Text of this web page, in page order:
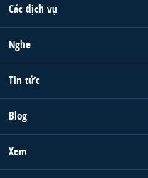
Các dịch vụ
Nghe
Tin tức
Blog
Xem